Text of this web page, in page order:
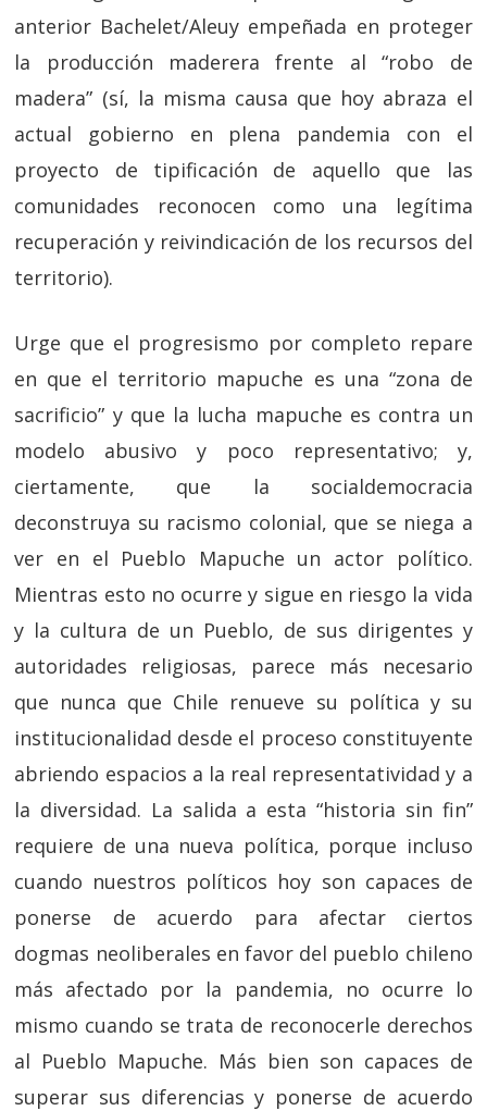
anterior Bachelet/Aleuy empeñada en proteger
la producción maderera frente al “robo de
madera” (sí, la misma causa que hoy abraza el
actual gobierno en plena pandemia con el
proyecto de tipificación de aquello que las
comunidades reconocen como una legítima
recuperación y reivindicación de los recursos del
territorio).
Urge que el progresismo por completo repare
en que el territorio mapuche es una “zona de
sacrificio” y que la lucha mapuche es contra un
modelo abusivo y poco representativo; y,
ciertamente, que la socialdemocracia
deconstruya su racismo colonial, que se niega a
ver en el Pueblo Mapuche un actor político.
Mientras esto no ocurre y sigue en riesgo la vida
y la cultura de un Pueblo, de sus dirigentes y
autoridades religiosas, parece más necesario
que nunca que Chile renueve su política y su
institucionalidad desde el proceso constituyente
abriendo espacios a la real representatividad y a
la diversidad. La salida a esta “historia sin fin”
requiere de una nueva política, porque incluso
cuando nuestros políticos hoy son capaces de
ponerse de acuerdo para afectar ciertos
dogmas neoliberales en favor del pueblo chileno
más afectado por la pandemia, no ocurre lo
mismo cuando se trata de reconocerle derechos
al Pueblo Mapuche. Más bien son capaces de
superar sus diferencias y ponerse de acuerdo